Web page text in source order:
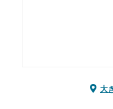
大